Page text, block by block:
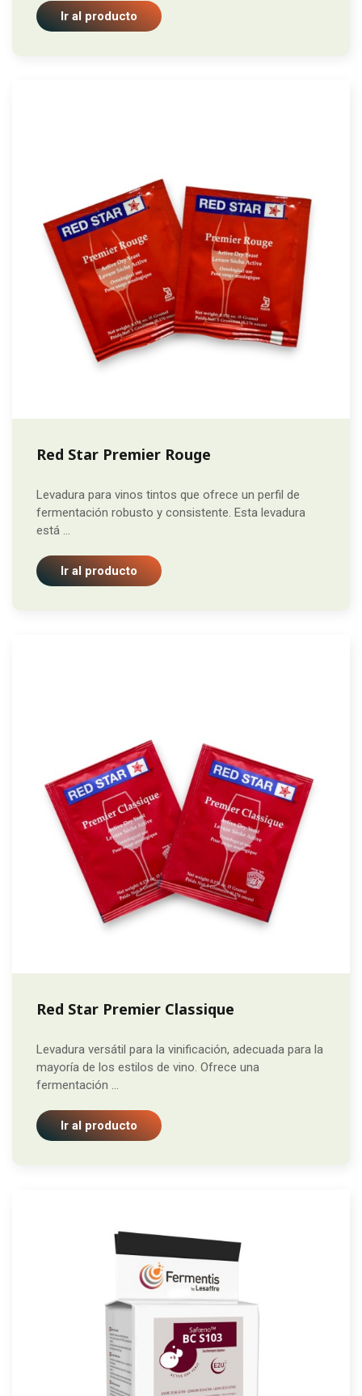
Ir al producto
Red Star Premier Rouge
Levadura para vinos tintos que ofrece un perfil de
fermentación robusto y consistente. Esta levadura
está ...
Ir al producto
Red Star Premier Classique
Levadura versátil para la vinificación, adecuada para la
mayoría de los estilos de vino. Ofrece una
fermentación ...
Ir al producto